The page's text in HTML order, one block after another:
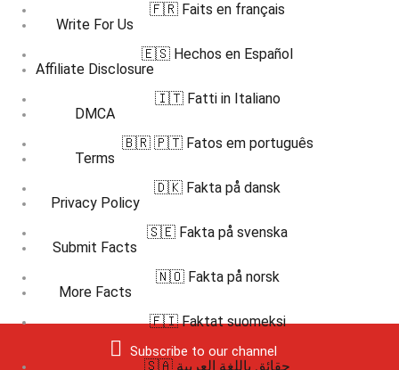
Write For Us
Affiliate Disclosure
DMCA
Terms
Privacy Policy
Submit Facts
More Facts
Subscribe to our channel
🇫🇷 Faits en français
🇪🇸 Hechos en Español
🇮🇹 Fatti in Italiano
🇧🇷 🇵🇹 Fatos em português
🇩🇰 Fakta på dansk
🇸🇪 Fakta på svenska
🇳🇴 Fakta på norsk
🇫🇮 Faktat suomeksi
🇸🇦 حقائق باللغة العربية